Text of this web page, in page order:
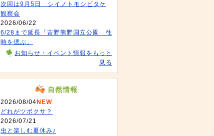
次回は9月5日 シイノトモシビタケ
観察会
2026/06/22
6/28まで延長「吉野熊野国立公園 往
時を偲ぶ」
お知らせ・イベント情報をもっと
見る
自然情報
2026/08/04 NEW
どれがツボクサ？
2026/07/21
虫と楽しむ夏休み♪